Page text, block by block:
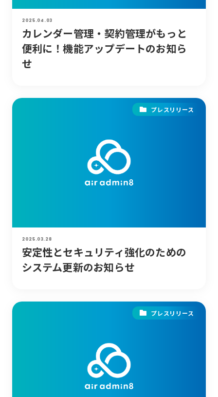
2025.04.03
カレンダー管理・契約管理がもっと
便利に！機能アップデートのお知ら
せ
プレスリリース
2025.03.28
安定性とセキュリティ強化のための
システム更新のお知らせ
プレスリリース